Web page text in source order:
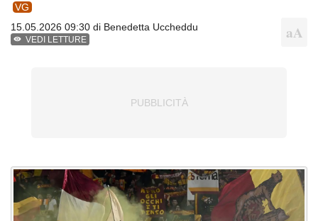
VG
15.05.2026 09:30 di Benedetta Uccheddu
VEDI LETTURE